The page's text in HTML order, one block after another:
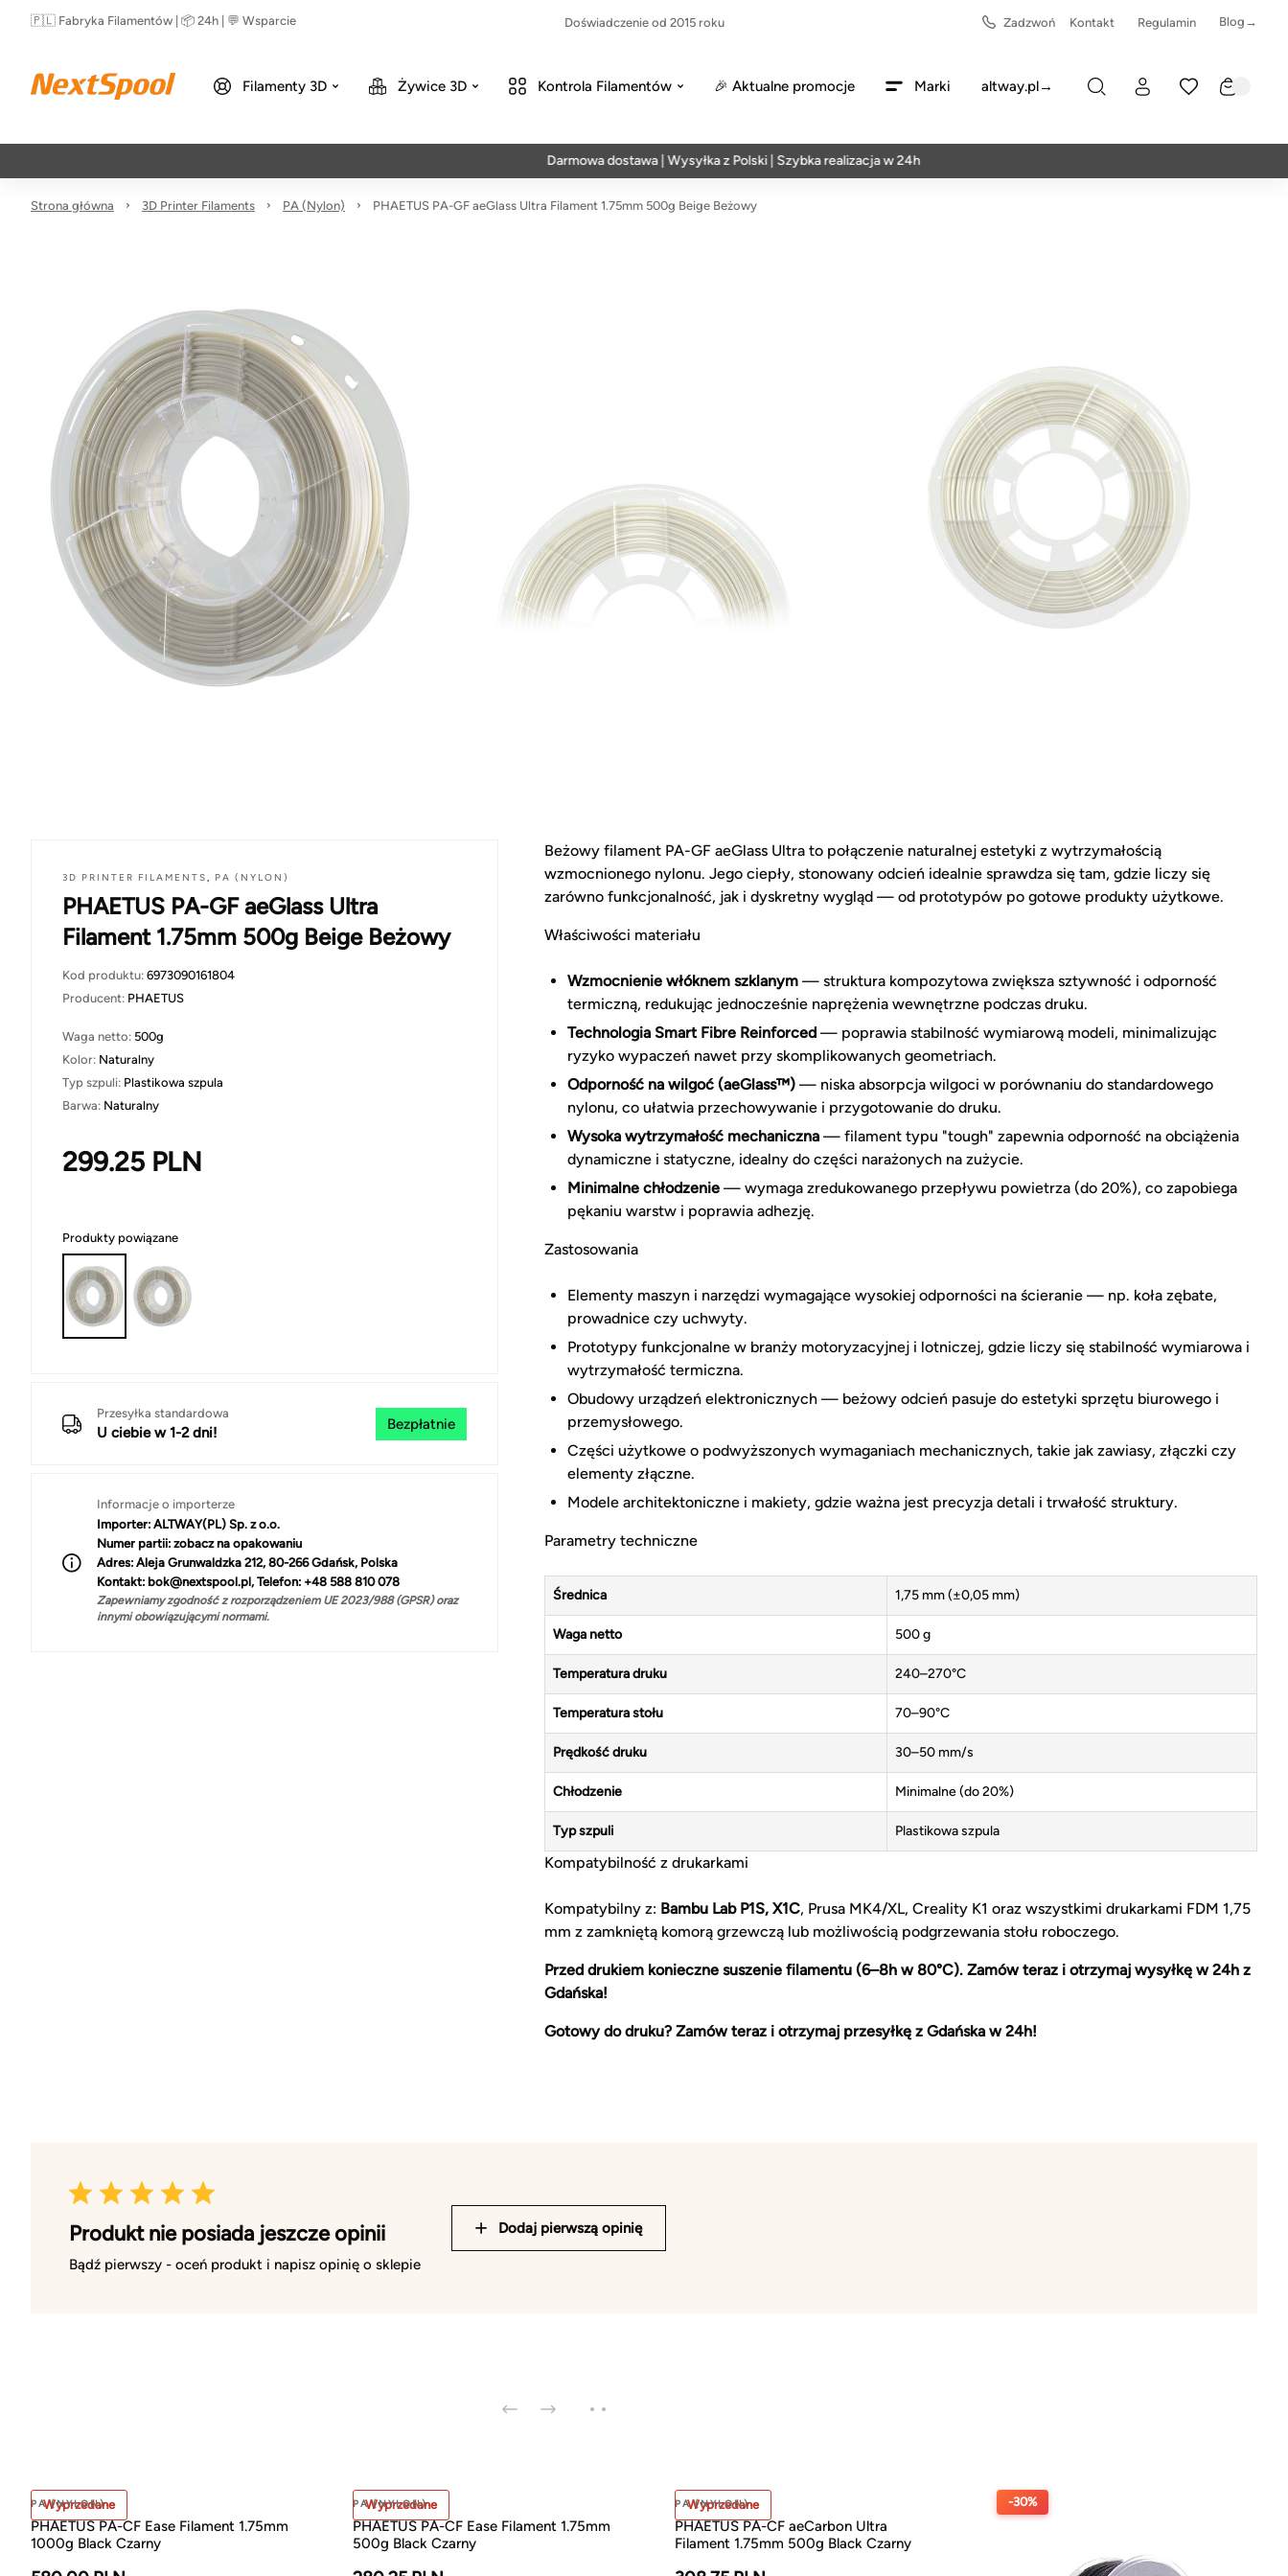
🇵🇱 Fabryka Filamentów | 📦 24h | 💬 Wsparcie Doświadczenie od 2015 roku Zadzwoń Kontakt Regulamin Blog→
Filamenty 3D Żywice 3D Kontrola Filamentów 🎉 Aktualne promocje Marki altway.pl→
Darmowa dostawa | Wysyłka z Polski | Szybka realizacja w 24h
Strona główna 3D Printer Filaments PA (Nylon) PHAETUS PA-GF aeGlass Ultra Filament 1.75mm 500g Beige Beżowy
3D PRINTER FILAMENTS, PA (NYLON)
PHAETUS PA-GF aeGlass Ultra
Filament 1.75mm 500g Beige Beżowy
Kod produktu: 6973090161804
Producent: PHAETUS
Waga netto: 500g
Kolor: Naturalny
Typ szpuli: Plastikowa szpula
Barwa: Naturalny
299.25 PLN
Produkty powiązane
Przesyłka standardowa
U ciebie w 1-2 dni!
Bezpłatnie
Informacje o importerze
Importer: ALTWAY(PL) Sp. z o.o.
Numer partii: zobacz na opakowaniu
Adres: Aleja Grunwaldzka 212, 80-266 Gdańsk, Polska
Kontakt: bok@nextspool.pl, Telefon: +48 588 810 078
Zapewniamy zgodność z rozporządzeniem UE 2023/988 (GPSR) oraz
innymi obowiązującymi normami.
Beżowy filament PA-GF aeGlass Ultra to połączenie naturalnej estetyki z wytrzymałością
wzmocnionego nylonu. Jego ciepły, stonowany odcień idealnie sprawdza się tam, gdzie liczy się
zarówno funkcjonalność, jak i dyskretny wygląd — od prototypów po gotowe produkty użytkowe.
Właściwości materiału
Wzmocnienie włóknem szklanym — struktura kompozytowa zwiększa sztywność i odporność
termiczną, redukując jednocześnie naprężenia wewnętrzne podczas druku.
Technologia Smart Fibre Reinforced — poprawia stabilność wymiarową modeli, minimalizując
ryzyko wypaczeń nawet przy skomplikowanych geometriach.
Odporność na wilgoć (aeGlass™) — niska absorpcja wilgoci w porównaniu do standardowego
nylonu, co ułatwia przechowywanie i przygotowanie do druku.
Wysoka wytrzymałość mechaniczna — filament typu "tough" zapewnia odporność na obciążenia
dynamiczne i statyczne, idealny do części narażonych na zużycie.
Minimalne chłodzenie — wymaga zredukowanego przepływu powietrza (do 20%), co zapobiega
pękaniu warstw i poprawia adhezję.
Zastosowania
Elementy maszyn i narzędzi wymagające wysokiej odporności na ścieranie — np. koła zębate,
prowadnice czy uchwyty.
Prototypy funkcjonalne w branży motoryzacyjnej i lotniczej, gdzie liczy się stabilność wymiarowa i
wytrzymałość termiczna.
Obudowy urządzeń elektronicznych — beżowy odcień pasuje do estetyki sprzętu biurowego i
przemysłowego.
Części użytkowe o podwyższonych wymaganiach mechanicznych, takie jak zawiasy, złączki czy
elementy złączne.
Modele architektoniczne i makiety, gdzie ważna jest precyzja detali i trwałość struktury.
Parametry techniczne
Średnica 1,75 mm (±0,05 mm)
Waga netto 500 g
Temperatura druku 240–270°C
Temperatura stołu 70–90°C
Prędkość druku 30–50 mm/s
Chłodzenie Minimalne (do 20%)
Typ szpuli Plastikowa szpula
Kompatybilność z drukarkami
Kompatybilny z: Bambu Lab P1S, X1C, Prusa MK4/XL, Creality K1 oraz wszystkimi drukarkami FDM 1,75
mm z zamkniętą komorą grzewczą lub możliwością podgrzewania stołu roboczego.
Przed drukiem konieczne suszenie filamentu (6–8h w 80°C). Zamów teraz i otrzymaj wysyłkę w 24h z
Gdańska!
Gotowy do druku? Zamów teraz i otrzymaj przesyłkę z Gdańska w 24h!
Produkt nie posiada jeszcze opinii
Bądź pierwszy - oceń produkt i napisz opinię o sklepie
Dodaj pierwszą opinię
Wyprzedane
PA (NYLON)
PHAETUS PA-CF Ease Filament 1.75mm
1000g Black Czarny
Wyprzedane
PA (NYLON)
PHAETUS PA-CF Ease Filament 1.75mm
500g Black Czarny
Wyprzedane
PA (NYLON)
PHAETUS PA-CF aeCarbon Ultra
Filament 1.75mm 500g Black Czarny
-30%